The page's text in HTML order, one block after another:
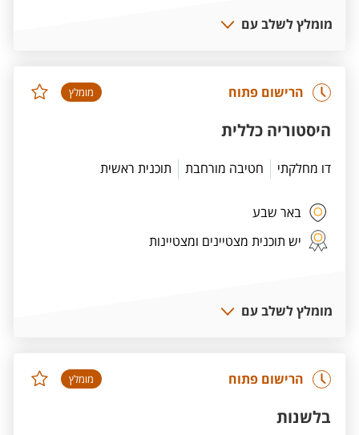
מומלץ לשלב עם
מומלץ הרישום פתוח
היסטוריה כללית
דו מחלקתי חטיבה מורחבת תוכנית ראשית
באר שבע
יש תוכנית מצטיינים ומצטיינות
מומלץ לשלב עם
מומלץ הרישום פתוח
בלשנות